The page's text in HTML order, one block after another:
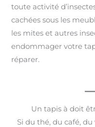
toute activité
cachées sous les
les mites et autres
endommager votre
réparer.
Un tapis à doit
Si du thé, du café,